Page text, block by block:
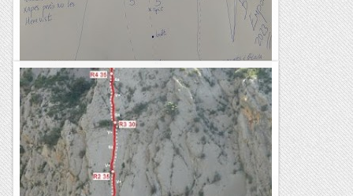
Cara Est de la Portella Petita.
Nosaltres hem fet la Via del Ràpel apurant les últimes llums
d'una tarda curta baixant d'agulles.La Normal també l'hem
fet i només hi resta un espit un xic abans...
Bloc Empotrat